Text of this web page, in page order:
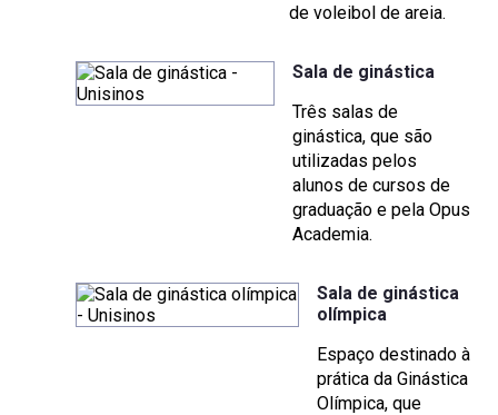
de voleibol de areia.
Sala de ginástica
Três salas de
ginástica, que são
utilizadas pelos
alunos de cursos de
graduação e pela Opus
Academia.
Sala de ginástica
olímpica
Espaço destinado à
prática da Ginástica
Olímpica, que